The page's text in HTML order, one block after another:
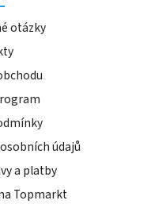
otázky
údajů
a platby
Topmarkt